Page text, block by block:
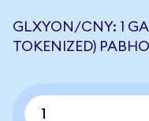
GLXYON/CNY: 1
TOKENIZED)